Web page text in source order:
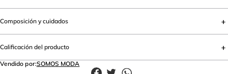
Composición y cuidados
Calificación del producto
Vendido por:SOMOS MODA